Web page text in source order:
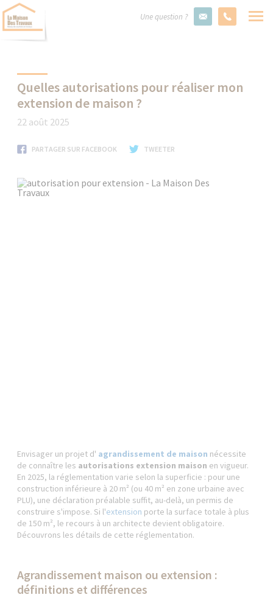
Une question ?
Quelles autorisations pour réaliser mon
extension de maison ?
22 août 2025
PARTAGER SUR FACEBOOK TWEETER
Envisager un projet d' agrandissement de maison nécessite
de connaître les autorisations extension maison en vigueur.
En 2025, la réglementation varie selon la superficie : pour une
construction inférieure à 20 m² (ou 40 m² en zone urbaine avec
PLU), une déclaration préalable suffit, au-delà, un permis de
construire s'impose. Si l'extension porte la surface totale à plus
de 150 m², le recours à un architecte devient obligatoire.
Découvrons les détails de cette réglementation.
Agrandissement maison ou extension :
définitions et différences